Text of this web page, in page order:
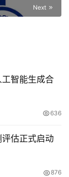
Next
智能生成合
636
估正式启动
876